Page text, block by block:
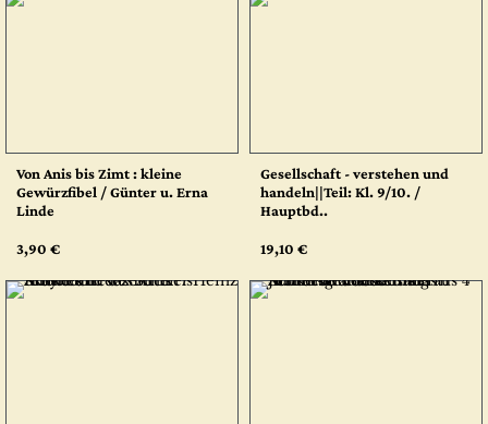
Von Anis bis Zimt : kleine
Gewürzfibel / Günter u. Erna
Linde
3,90 €
Gesellschaft - verstehen und
handeln||Teil: Kl. 9/10. /
Hauptbd..
19,10 €